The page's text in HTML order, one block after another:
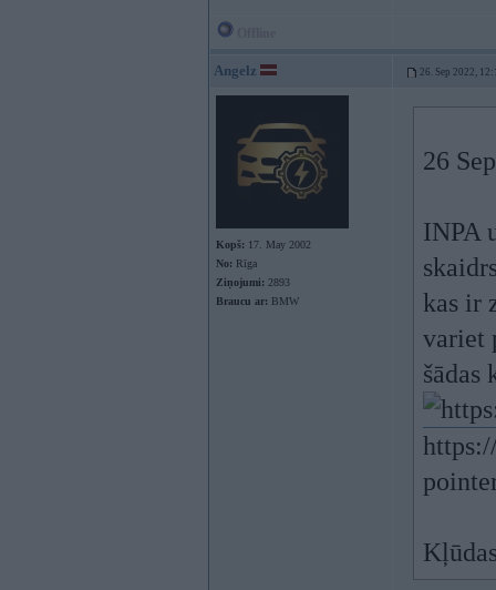
Angelz 26. Sep 2022,
Kopš: 17. May 2002
No: Rīga
Ziņojumi: 2893
Braucu ar: BMW
26
INPA
kas ir
variet
šādas